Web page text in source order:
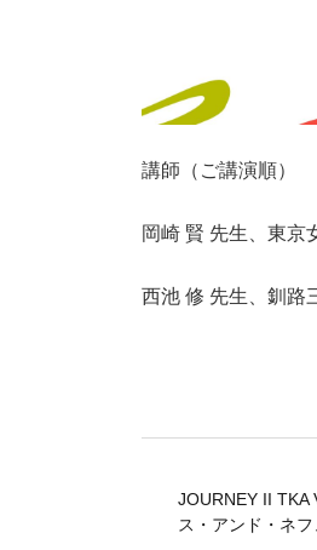
講師（ご講演順）
岡崎 賢 先生、東京
西池 修 先生、釧路
JOURNEY II TKA
ス・アンド・ネフ